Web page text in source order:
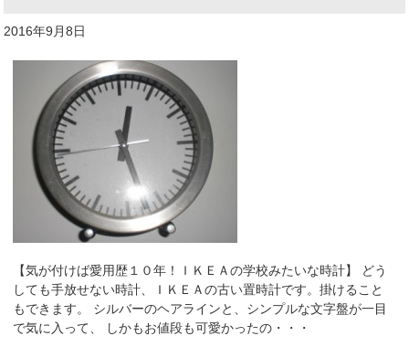
2016年9月8日
【気が付けば愛用歴１０年！ＩＫＥＡの学校みたいな時計】 どう
しても手放せない時計、ＩＫＥＡの古い置時計です。掛けること
もできます。 シルバーのヘアラインと、シンプルな文字盤が一目
で気に入って、 しかもお値段も可愛かったの・・・